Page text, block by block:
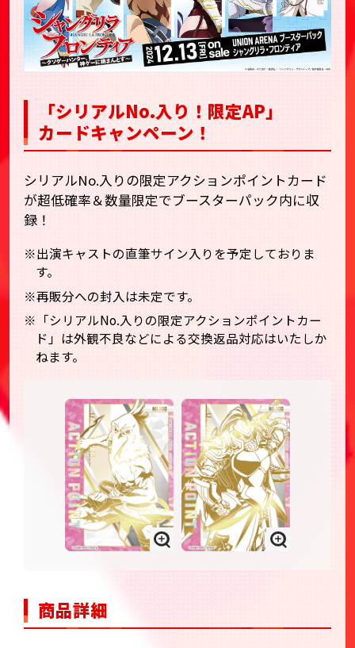
「シリアルNo.入り！限定AP」
カードキャンペーン！
シリアルNo.入りの限定アクションポイントカード
が超低確率＆数量限定でブースターパック内に収
録！
※出演キャストの直筆サイン入りを予定しておりま
す。
※再販分への封入は未定です。
※「シリアルNo.入りの限定アクションポイントカー
ド」は外観不良などによる交換返品対応はいたしか
ねます。
商品詳細